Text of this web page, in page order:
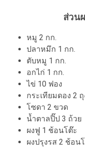
ส่วน
หมู 2 กก.
ปลาหมึก 1 กก.
ตับหมู 1 กก.
อกไก่ 1 กก.
ไข่ 10 ฟอง
กระเทียมดอง 2 ถุ
โซดา 2 ขวด
น้ำตาลปิ๊ป 3 ถ้วย
ผงฟู 1 ช้อนโต๊ะ
ผงปรุงรส 2 ช้อน